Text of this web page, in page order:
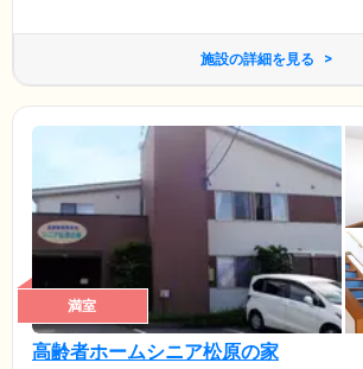
施設の詳細を見る
満室
高齢者ホームシニア松原の家